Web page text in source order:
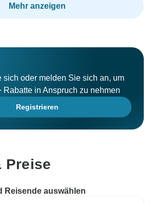
Mehr anzeigen
sich oder melden Sie sich an, um
Rabatte in Anspruch zu nehmen
Registrieren
Preise
Reisende auswählen